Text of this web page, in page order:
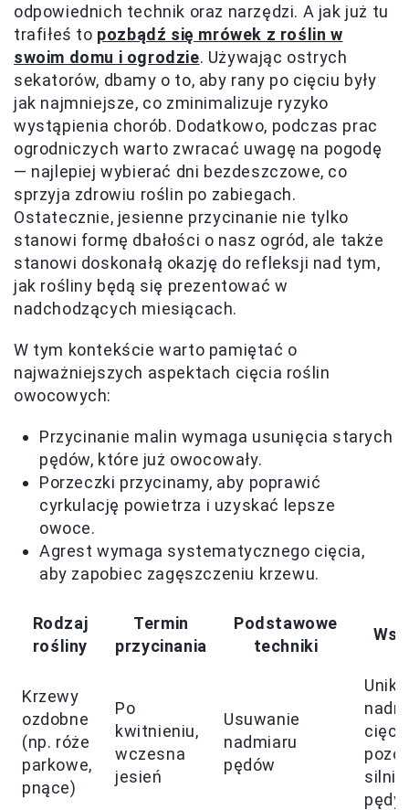
odpowiednich technik oraz narzędzi. A jak już tu
trafiłeś to pozbądź się mrówek z roślin w
swoim domu i ogrodzie. Używając ostrych
sekatorów, dbamy o to, aby rany po cięciu były
jak najmniejsze, co zminimalizuje ryzyko
wystąpienia chorób. Dodatkowo, podczas prac
ogrodniczych warto zwracać uwagę na pogodę
— najlepiej wybierać dni bezdeszczowe, co
sprzyja zdrowiu roślin po zabiegach.
Ostatecznie, jesienne przycinanie nie tylko
stanowi formę dbałości o nasz ogród, ale także
stanowi doskonałą okazję do refleksji nad tym,
jak rośliny będą się prezentować w
nadchodzących miesiącach.
W tym kontekście warto pamiętać o
najważniejszych aspektach cięcia roślin
owocowych:
Przycinanie malin wymaga usunięcia starych
pędów, które już owocowały.
Porzeczki przycinamy, aby poprawić
cyrkulację powietrza i uzyskać lepsze
owoce.
Agrest wymaga systematycznego cięcia,
aby zapobiec zagęszczeniu krzewu.
Rodzaj
rośliny
Termin
przycinania
Podstawowe
techniki
Krzewy
ozdobne
(np. róże
parkowe,
pnące)
Po
kwitnieniu,
wczesna
jesień
Usuwanie
nadmiaru
pędów
pędy